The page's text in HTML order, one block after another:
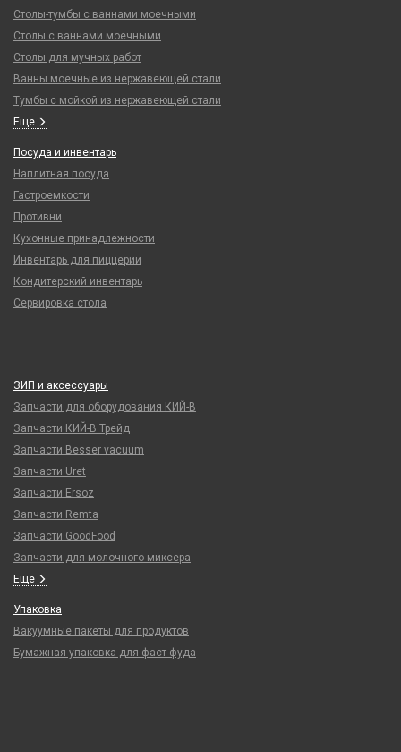
Столы-тумбы с ваннами моечными
Столы с ваннами моечными
Столы для мучных работ
Ванны моечные из нержавеющей стали
Тумбы с мойкой из нержавеющей стали
Еще
Посуда и инвентарь
Наплитная посуда
Гастроемкости
Противни
Кухонные принадлежности
Инвентарь для пиццерии
Кондитерский инвентарь
Сервировка стола
ЗИП и аксессуары
Запчасти для оборудования КИЙ-В
Запчасти КИЙ-В Трейд
Запчасти Besser vacuum
Запчасти Uret
Запчасти Ersoz
Запчасти Remta
Запчасти GoodFood
Запчасти для молочного миксера
Еще
Упаковка
Вакуумные пакеты для продуктов
Бумажная упаковка для фаст фуда